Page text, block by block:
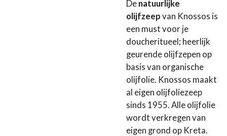
De natuurlijke
olijfzeep van Knossos is
een must voor je
doucheritueel; heerlijk
geurende olijfzepen op
basis van organische
olijfolie. Knossos maakt
al eigen olijfoliezeep
sinds 1955. Alle olijfolie
wordt verkregen van
eigen grond op Kreta.